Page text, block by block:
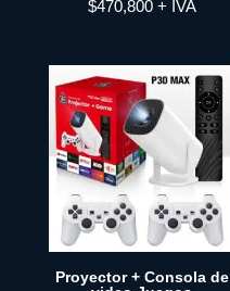
$470,800 + IVA
Proyector + Consola de